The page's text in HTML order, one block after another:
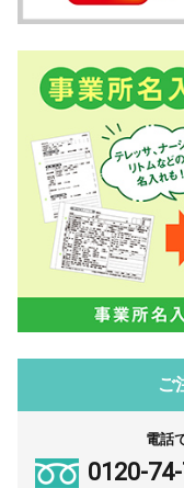
ご
電話
0120-